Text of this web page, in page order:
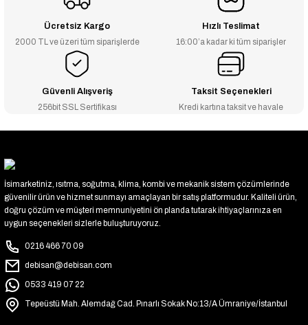
Ücretsiz Kargo
2000 TL ve üzeri tüm siparişlerde
Hızlı Teslimat
16:00’a kadar ki tüm siparişler
Güvenli Alışveriş
256bit SSL Sertifikası
Taksit Seçenekleri
Kredi kartına taksit ve havale
İsimarketiniz, ısıtma, soğutma, klima, kombi ve mekanik sistem çözümlerinde
güvenilir ürün ve hizmet sunmayı amaçlayan bir satış platformudur. Kaliteli ürün,
doğru çözüm ve müşteri memnuniyetini ön planda tutarak ihtiyaçlarınıza en
uygun seçenekleri sizlerle buluşturuyoruz.
0216 466 70 09
debisan@debisan.com
0533 419 07 22
Tepeüstü Mah. Alemdağ Cad. Pınarlı Sokak No:13/A Ümraniye/İstanbul